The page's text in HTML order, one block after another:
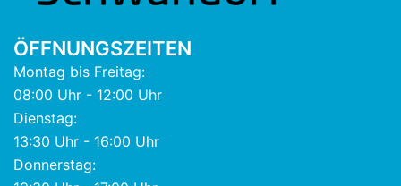
ÖFFNUNGSZEITEN
Montag bis Freitag:
08:00 Uhr - 12:00 Uhr
Dienstag:
13:30 Uhr - 16:00 Uhr
Donnerstag: